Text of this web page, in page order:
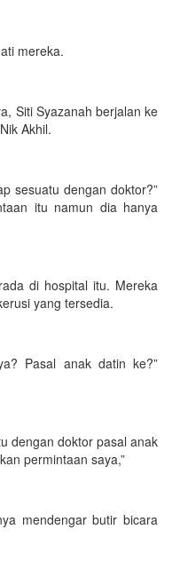
mereka.
Siti Syazanah berjalan ke
Akhil.
sesuatu dengan doktor?”
itu namun dia hanya
di hospital itu. Mereka
yang tersedia.
Pasal anak datin ke?”
dengan doktor pasal anak
permintaan saya,”
mendengar butir bicara